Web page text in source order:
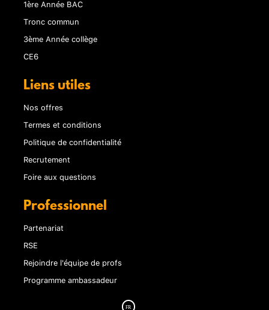
1ère Année BAC
Tronc commun
3ème Année collège
CE6
Liens utiles
Nos offres
Termes et conditions
Politique de confidentialité
Recrutement
Foire aux questions
Professionnel
Partenariat
RSE
Rejoindre l'équipe de profs
Programme ambassadeur